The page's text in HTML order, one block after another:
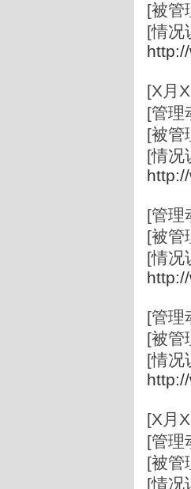
[被管
[情况
[X月
[管理
[被管
[情况
[管理
[被管
[情况
[管理
[被
[情况
[X月
[管理
[被管
[情况